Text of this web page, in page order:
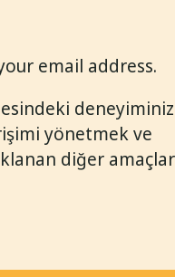
email address.
yönetmek ve
diğer amaçlar